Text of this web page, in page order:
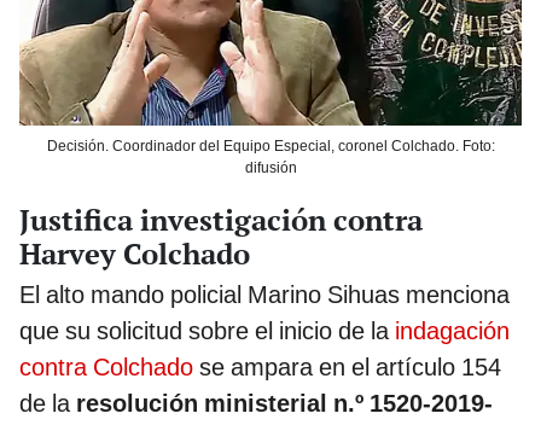
Decisión. Coordinador del Equipo Especial, coronel Colchado. Foto:
difusión
Justifica investigación contra
Harvey Colchado
El alto mando policial Marino Sihuas menciona
que su solicitud sobre el inicio de la indagación
contra Colchado se ampara en el artículo 154
de la resolución ministerial n.º 1520-2019-